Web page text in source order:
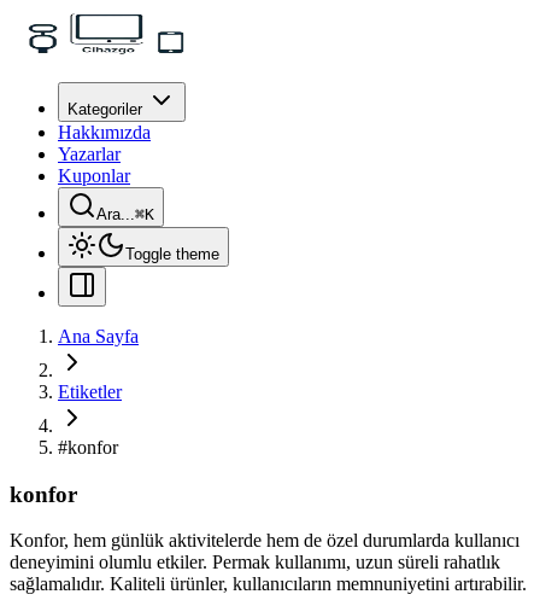
Kategoriler
Hakkımızda
Yazarlar
Kuponlar
Ara...⌘K
Toggle theme
Ana Sayfa
Etiketler
#konfor
konfor
Konfor, hem günlük aktivitelerde hem de özel durumlarda kullanıcı
deneyimini olumlu etkiler. Permak kullanımı, uzun süreli rahatlık
sağlamalıdır. Kaliteli ürünler, kullanıcıların memnuniyetini artırabilir.